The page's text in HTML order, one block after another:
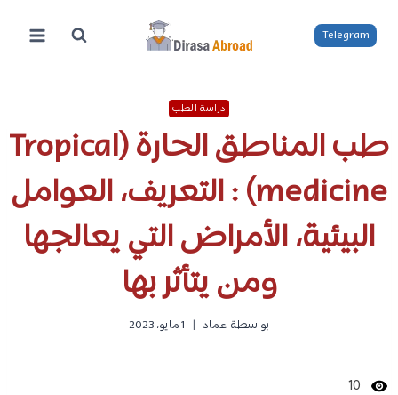
المحتوى
Telegram
دراسة الطب
طب المناطق الحارة (Tropical
medicine) : التعريف، العوامل
البيئية، الأمراض التي يعالجها
ومن يتأثر بها
بواسطة عماد 1 مايو، 2023
10